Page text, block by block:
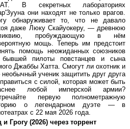
AT. В секретных лабораториях
они находят не только врагов.
обнаруживает то, что не давало
даже Люку Скайуокеру, — древнюю
пробуждающую в нём
мощь. Теперь им предстоит
помощь неожиданных союзников
пилоты повстанцев и сына
Джаббы Хатта. Смогут ли охотник и
необычный ученик защитить друг друга
с силой, которая может быть
любой имперской армии?
первую полнометражную
о легендарном дуэте — в
с 22 мая 2026 года.
Грогу (2026) через торрент